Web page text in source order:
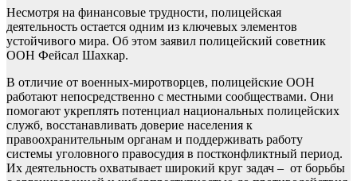
Несмотря на финансовые трудности, полицейская
деятельность остается одним из ключевых элементов
устойчивого мира. Об этом заявил полицейский советник
ООН Фейсал Шахкар.
В отличие от военных-миротворцев, полицейские ООН
работают непосредственно с местными сообществами. Они
помогают укреплять потенциал национальных полицейских
служб, восстанавливать доверие населения к
правоохранительным органам и поддерживать работу
системы уголовного правосудия в постконфликтный период.
Их деятельность охватывает широкий круг задач – от борьбы